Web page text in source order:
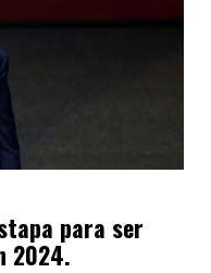
para ser
2024.